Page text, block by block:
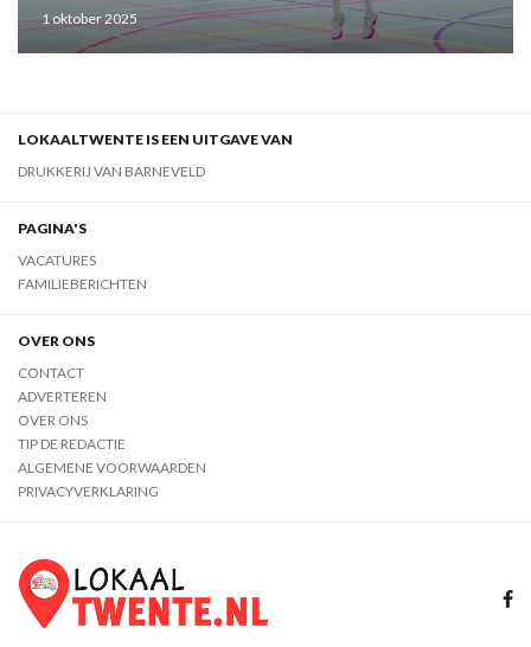
1 oktober 2025
LOKAALTWENTE IS EEN UITGAVE VAN
DRUKKERIJ VAN BARNEVELD
PAGINA'S
VACATURES
FAMILIEBERICHTEN
OVER ONS
CONTACT
ADVERTEREN
OVER ONS
TIP DE REDACTIE
ALGEMENE VOORWAARDEN
PRIVACYVERKLARING